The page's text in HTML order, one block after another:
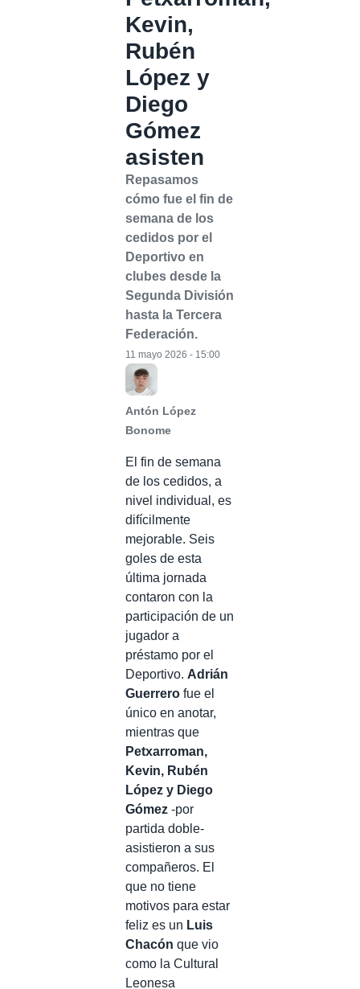
Kevin,
Rubén
López y
Diego
Gómez
asisten
Repasamos
cómo fue el fin de
semana de los
cedidos por el
Deportivo en
clubes desde la
Segunda División
hasta la Tercera
Federación.
Antón López
Bonome
11 mayo 2026 - 15:00
El fin de semana
de los cedidos, a
nivel individual, es
difícilmente
mejorable. Seis
goles de esta
última jornada
contaron con la
participación de un
jugador a
préstamo por el
Deportivo. Adrián
Guerrero fue el
único en anotar,
mientras que
Petxarroman,
Kevin, Rubén
López y Diego
Gómez -por
partida doble-
asistieron a sus
compañeros. El
que no tiene
motivos para estar
feliz es un Luis
Chacón que vio
como la Cultural
Leonesa